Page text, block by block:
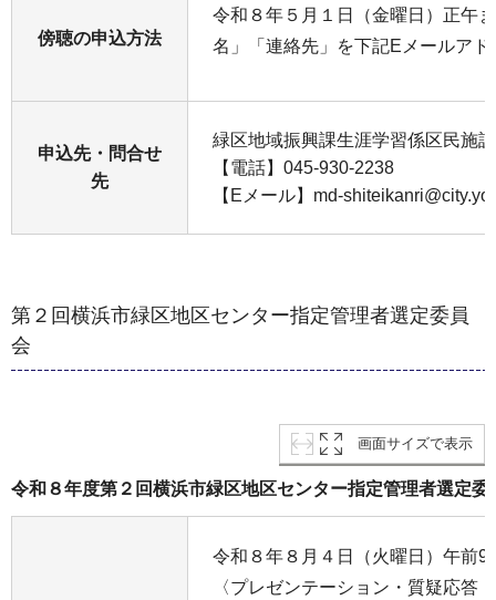
傍聴の申込方法
令和８年５月１日（金曜日）正午
名」「連絡先」を下記Eメールア
申込先・問合せ
先
緑区地域振興課生涯学習係区民施
【電話】045-930-2238
【Eメール】md-
第２回横浜市緑区地区センター指定管理者選定委員
会
画面サイズで表示
令和８年度第２回横浜市緑区地区センター指定管理者選定委
令和８年８月４日（火曜日）午前9
〈プレゼンテーション・質疑応